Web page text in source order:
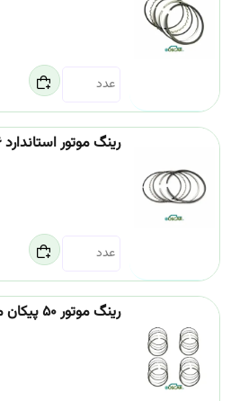
رینگ موتور استاندارد 206تیپ5 مارموت
رینگ موتور 50 پیکان مارموت